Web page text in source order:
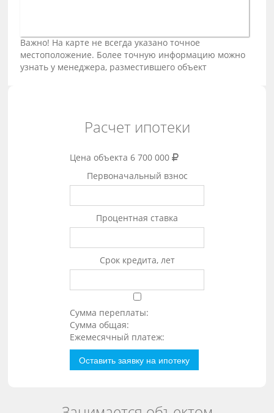
Важно! На карте не всегда указано точное
местоположение. Более точную информацию можно
узнать у менеджера, разместившего объект
Расчет ипотеки
Цена объекта 6 700 000
Первоначальный взнос
Процентная ставка
Срок кредита, лет
Сумма переплаты:
Сумма общая:
Ежемесячный платеж:
Оставить заявку на ипотеку